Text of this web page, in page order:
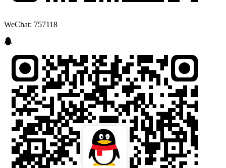
WeChat: 757118